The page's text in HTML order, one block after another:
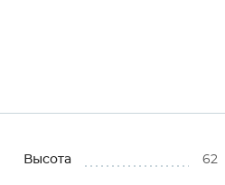
Высота 62